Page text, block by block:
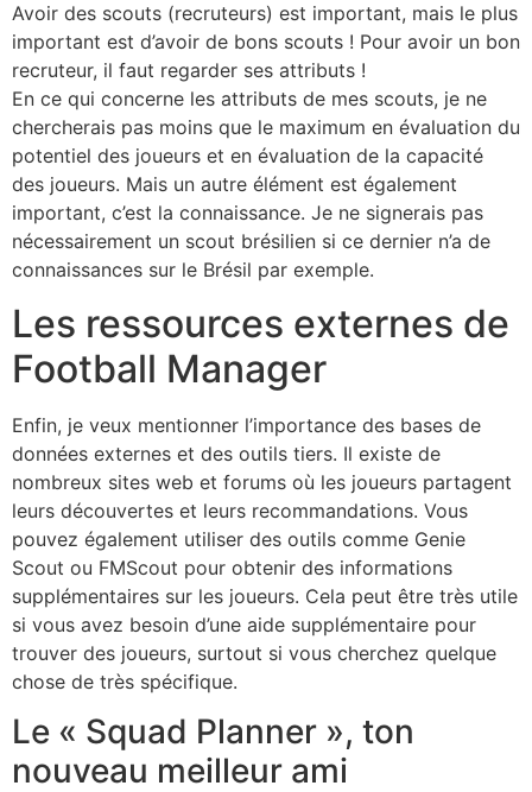
Avoir des scouts (recruteurs) est important, mais le plus
important est d’avoir de bons scouts ! Pour avoir un bon
recruteur, il faut regarder ses attributs !
En ce qui concerne les attributs de mes scouts, je ne
chercherais pas moins que le maximum en évaluation du
potentiel des joueurs et en évaluation de la capacité
des joueurs. Mais un autre élément est également
important, c’est la connaissance. Je ne signerais pas
nécessairement un scout brésilien si ce dernier n’a de
connaissances sur le Brésil par exemple.
Les ressources externes de
Football Manager
Enfin, je veux mentionner l’importance des bases de
données externes et des outils tiers. Il existe de
nombreux sites web et forums où les joueurs partagent
leurs découvertes et leurs recommandations. Vous
pouvez également utiliser des outils comme Genie
Scout ou FMScout pour obtenir des informations
supplémentaires sur les joueurs. Cela peut être très utile
si vous avez besoin d’une aide supplémentaire pour
trouver des joueurs, surtout si vous cherchez quelque
chose de très spécifique.
Le « Squad Planner », ton
nouveau meilleur ami